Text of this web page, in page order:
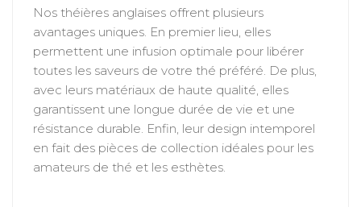
Nos théières anglaises offrent plusieurs
avantages uniques. En premier lieu, elles
permettent une infusion optimale pour libérer
toutes les saveurs de votre thé préféré. De plus,
avec leurs matériaux de haute qualité, elles
garantissent une longue durée de vie et une
résistance durable. Enfin, leur design intemporel
en fait des pièces de collection idéales pour les
amateurs de thé et les esthètes.